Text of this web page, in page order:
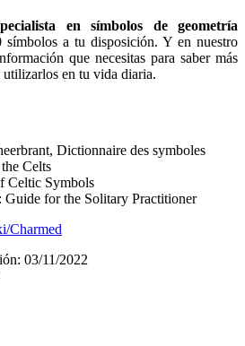
en símbolos de geometría
símbolos a tu disposición. Y en nuestro
que necesitas para saber más
en tu vida diaria.
Dictionnaire des symboles
Celts
Celtic Symbols
Guide for the Solitary Practitioner
Charmed
03/11/2022